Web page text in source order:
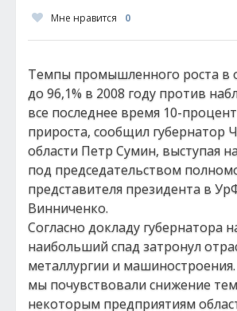
Мне нравится 0
Темпы промышленного роста в
до 96,1% в 2008 году против
все последнее время 10-
прироста, сообщил губернатор
области Петр Сумин, выступая
под председательством
представителя президента в
Винниченко.
Согласно докладу губернатора
наибольший спад затронул
металлургии и
мы почувствовали снижение
некоторым предприятиям